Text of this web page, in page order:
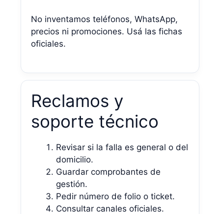
No inventamos teléfonos, WhatsApp,
precios ni promociones. Usá las fichas
oficiales.
Reclamos y
soporte técnico
Revisar si la falla es general o del
domicilio.
Guardar comprobantes de
gestión.
Pedir número de folio o ticket.
Consultar canales oficiales.